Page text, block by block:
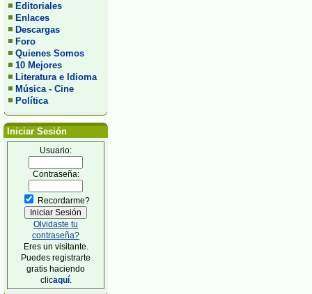
Editoriales
Enlaces
Descargas
Foro
Quienes Somos
10 Mejores
Literatura e Idioma
Música - Cine
Política
Iniciar Sesión
Usuario:
Contraseña:
Recordarme?
Olvidaste tu
contraseña?
Eres un visitante.
Puedes registrarte
gratis haciendo
clicaquí.